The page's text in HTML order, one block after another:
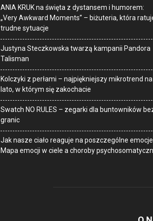
ANIA KRUK na święta z dystansem i humorem:
„Very Awkward Moments” – biżuteria, która
trudne sytuacje
Justyna Steczkowska twarzą kampanii Pandora
Talisman
Kolczyki z perłami – najpiękniejszy mikrotrend na
lato, w którym się zakochacie
Swatch NO RULES – zegarki dla buntowników
granic
Jak nasze ciało reaguje na poszczególne emocje.
Mapa emocji w ciele a choroby